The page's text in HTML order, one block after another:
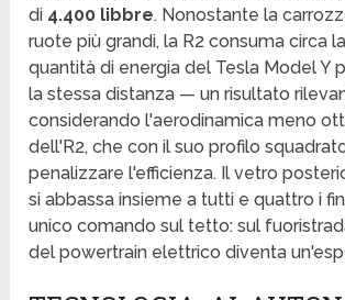
di 4.400 libbre. Nonostante la
ruote più grandi, la R2 consuma circa
quantità di energia del Tesla Model Y
la stessa distanza — un risultato
considerando l'aerodinamica meno
dell'R2, che con il suo profilo
penalizzare l'efficienza. Il vetro
si abbassa insieme a tutti e quattro i
unico comando sul tetto: sul
del powertrain elettrico diventa